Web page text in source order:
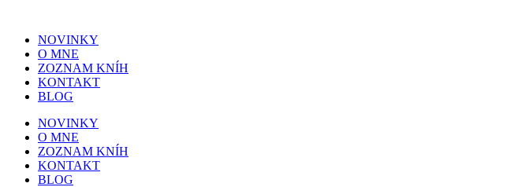
NOVINKY
O MNE
ZOZNAM KNÍH
KONTAKT
BLOG
NOVINKY
O MNE
ZOZNAM KNÍH
KONTAKT
BLOG